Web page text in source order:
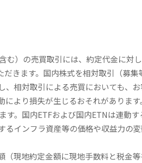
む）の売買取引には、約定代金に対
きます。国内株式を相対取引（募集
、相対取引による売買においても、
より損失が生じるおそれがありま
。国内ETFおよび国内ETNは連動
インフラ資産等の価格や収益力の
現地約定金額に現地手数料と税金